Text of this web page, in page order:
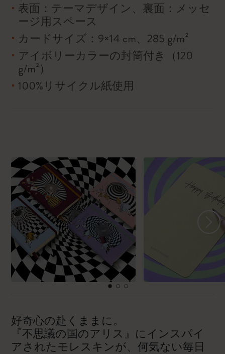
表面：テーマデザイン、裏面：メッセ
ージ用スペース
カードサイズ：9×14 cm、285 g/m²
アイボリーカラーの封筒付き（120
g/m²）
100%リサイクル紙使用
好奇心の赴くままに。
『不思議の国のアリス』にインスパイ
アされたモレスキンが、何気ない毎日